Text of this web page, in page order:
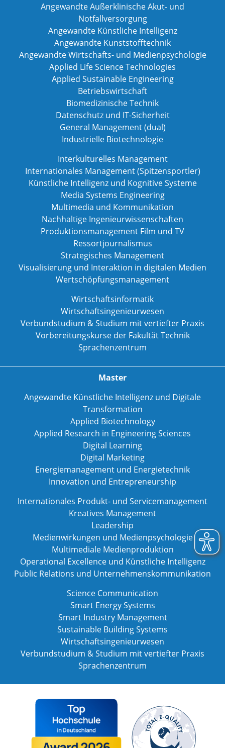
Angewandte Außerklinische Akut- und
Notfallversorgung
Angewandte Künstliche Intelligenz
Angewandte Kunststofftechnik
Angewandte Wirtschafts- und Medienpsychologie
Applied Life Science Technologies
Applied Sustainable Engineering
Betriebswirtschaft
Biomedizinische Technik
Datenschutz und IT-Sicherheit
General Management (dual)
Industrielle Biotechnologie
Interkulturelles Management
Internationales Management (Spitzensportler)
Künstliche Intelligenz und Kognitive Systeme
Media Systems Engineering
Multimedia und Kommunikation
Nachhaltige Ingenieurwissenschaften
Produktionsmanagement Film und TV
Ressortjournalismus
Strategisches Management
Visualisierung und Interaktion in digitalen Medien
Wertschöpfungsmanagement
Wirtschaftsinformatik
Wirtschaftsingenieurwesen
Verbundstudium & Studium mit vertiefter Praxis
Vorbereitungskurse der Fakultät Technik
Sprachenzentrum
Master
Angewandte Künstliche Intelligenz und Digitale
Transformation
Applied Biotechnology
Applied Research in Engineering Sciences
Digital Learning
Digital Marketing
Energiemanagement und Energietechnik
Innovation und Entrepreneurship
Internationales Produkt- und Servicemanagement
Kreatives Management
Leadership
Medienwirkungen und Medienpsychologie
Multimediale Medienproduktion
Operational Excellence und Künstliche Intelligenz
Public Relations und Unternehmenskommunikation
Science Communication
Smart Energy Systems
Smart Industry Management
Sustainable Building Systems
Wirtschaftsingenieurwesen
Verbundstudium & Studium mit vertiefter Praxis
Sprachenzentrum